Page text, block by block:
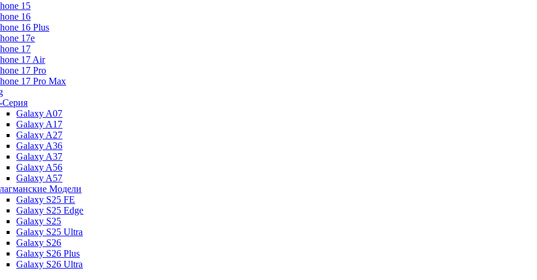
15
16
16 Plus
17e
17
17 Air
17 Pro
17 Pro Max
Galaxy A07
Galaxy A17
Galaxy A27
Galaxy A36
Galaxy A37
Galaxy A56
Galaxy A57
Модели
Galaxy S25 FE
Galaxy S25 Edge
Galaxy S25
Galaxy S25 Ultra
Galaxy S26
Galaxy S26 Plus
Galaxy S26 Ultra